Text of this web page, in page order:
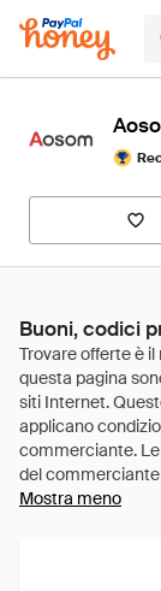
Buoni, codici
Mostra meno